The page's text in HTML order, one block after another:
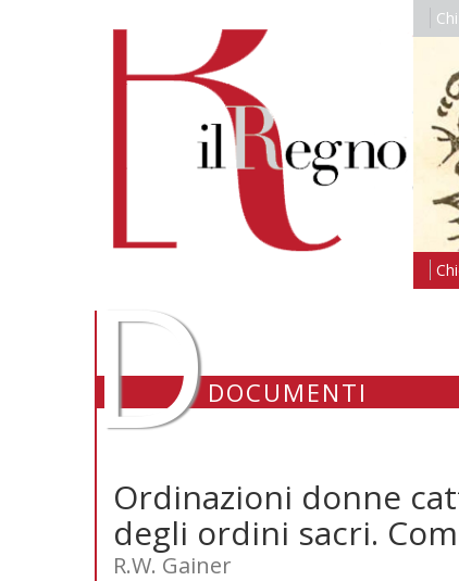
DDOCUMENTI
Ordinazioni donne
degli ordini sacri.
R.W. Gainer